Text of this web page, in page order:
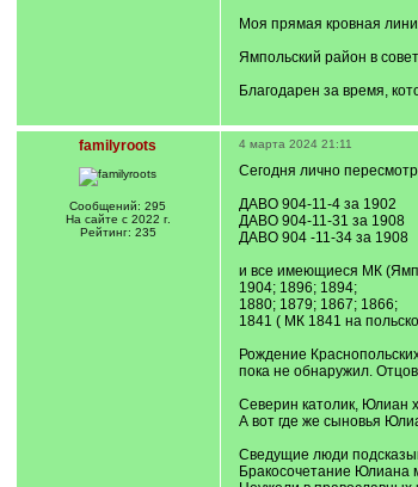
Моя прямая кровная
Ямпольский район в
Благодарен за время,
familyroots
Сообщений: 295
На сайте с 2022 г.
Рейтинг: 235
4 марта 2024 21:11
Сегодня лично
ДАВО 904-11-4 за 1902
ДАВО 904-11-31 за 1908
ДАВО 904 -11-34 за 1908
и все имеющиеся МК
1904; 1896; 1894;
1880; 1879; 1867; 1866;
1841 ( МК 1841 на
Рождение
пока не обнаружил.
Северин католик, Юлиан
А вот где же сыновья
Сведущие люди
Бракосочетание Юлиана